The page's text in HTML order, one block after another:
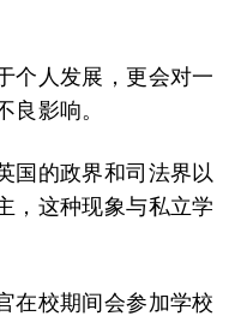
个人发展，更会对一
良影响。
国的政界和司法界以
，这种现象与私立学
在校期间会参加学校